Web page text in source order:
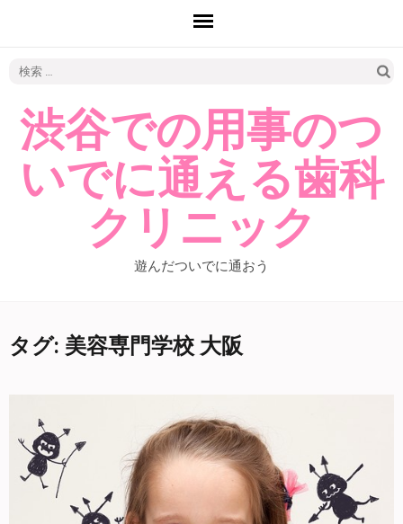
渋谷での用事のつ
いでに通える歯科
クリニック
遊んだついでに通おう
タグ: 美容専門学校 大阪